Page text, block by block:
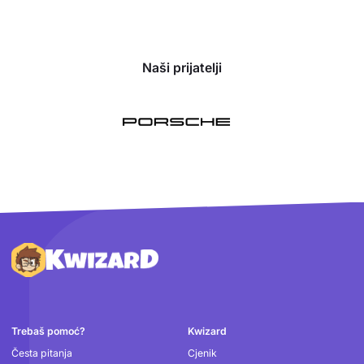
Naši prijatelji
Podnožje
Trebaš pomoć?
Česta pitanja
Kwizard
Cjenik